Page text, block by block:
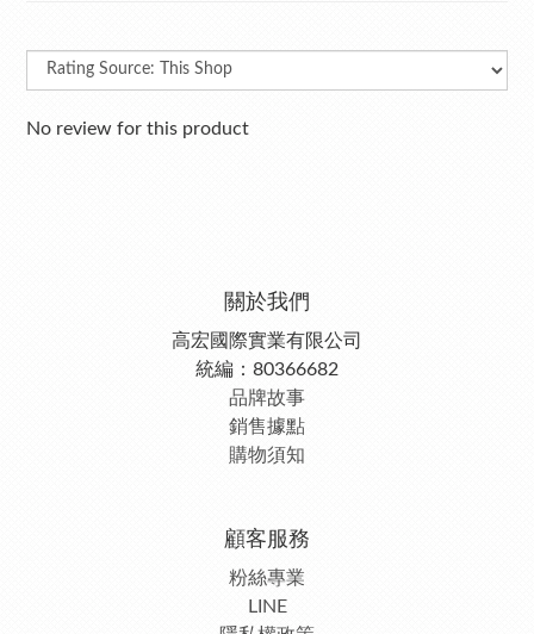
No review for this product
關於我們
高宏國際實業有限公司
統編：80366682
品牌故事
銷售據點
購物須知
顧客服務
粉絲專業
LINE